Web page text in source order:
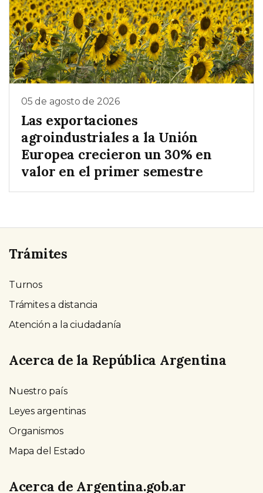
05 de agosto de 2026
Las exportaciones
agroindustriales a la Unión
Europea crecieron un 30% en
valor en el primer semestre
Trámites
Turnos
Trámites a distancia
Atención a la ciudadanía
Acerca de la República Argentina
Nuestro país
Leyes argentinas
Organismos
Mapa del Estado
Acerca de Argentina.gob.ar